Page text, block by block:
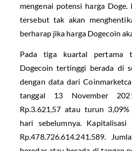
mengenai potensi harga
tersebut tak akan
berharap jika harga Dogecoin
Pada tiga kuartal pertama
Dogecoin tertinggi berada di
dengan data dari
tanggal 13 November
Rp.3.621,57 atau turun
hari sebelumnya. Kapitalisasi
Rp.478.726.614.241.589.